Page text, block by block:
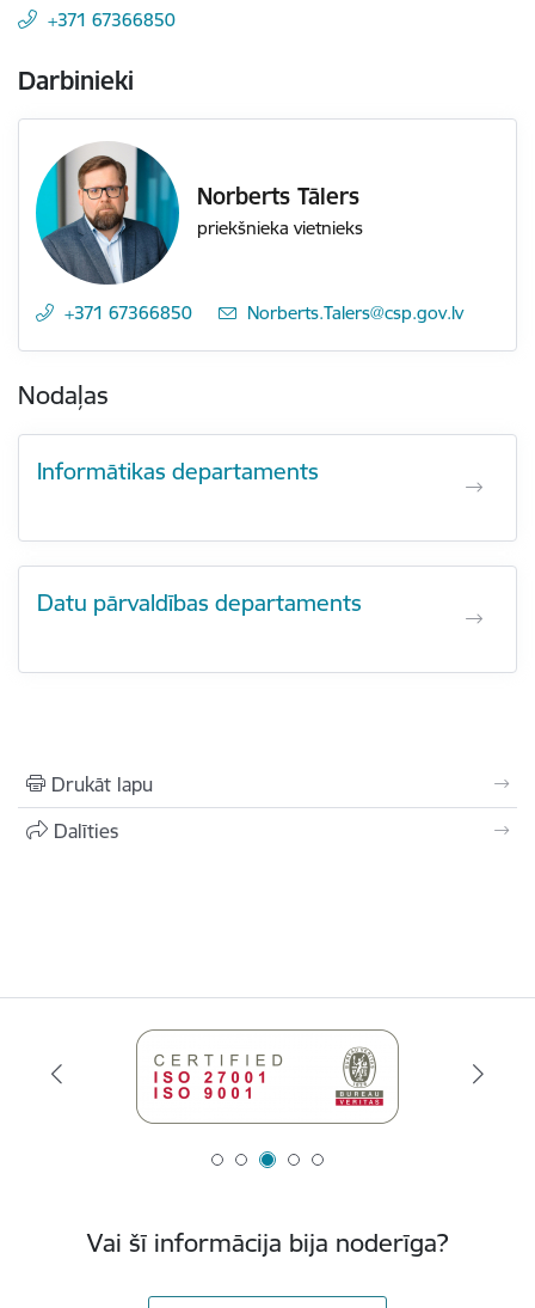
+371 67366850
Darbinieki
Norberts Tālers
priekšnieka vietnieks
+371 67366850 E-pasts:
Norberts.Talers@csp.gov.lv
Nodaļas
Informātikas departaments
Datu pārvaldības departaments
Drukāt lapu
Dalīties
Vai šī informācija bija noderīga?